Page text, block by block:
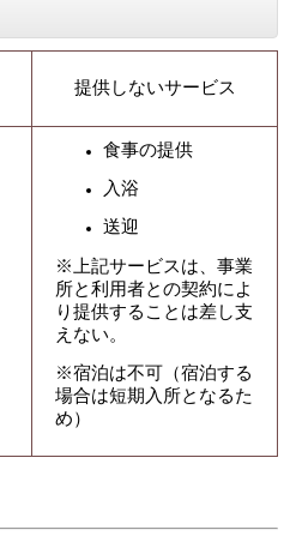
提供しないサービス
食事の提供
入浴
送迎
※上記サービスは、事業
所と利用者との契約によ
り提供することは差し支
えない。
※宿泊は不可（宿泊する
場合は短期入所となるた
め）